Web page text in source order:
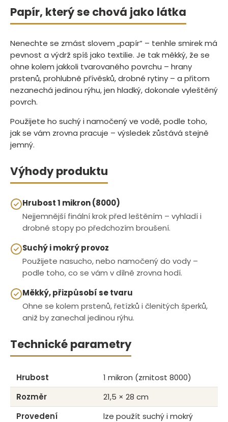
Papír, který se chová jako látka
Nenechte se zmást slovem „papír“ – tenhle smirek má
pevnost a výdrž spíš jako textilie. Je tak měkký, že se
ohne kolem jakkoli tvarovaného povrchu – hrany
prstenů, prohlubně přívěsků, drobné rytiny – a přitom
nezanechá jedinou rýhu, jen hladký, dokonale vyleštěný
povrch.
Použijete ho suchý i namočený ve vodě, podle toho,
jak se vám zrovna pracuje – výsledek zůstává stejně
jemný.
Výhody produktu
Hrubost 1 mikron (8000)
Nejjemnější finální krok před leštěním – vyhladí i
drobné stopy po předchozím broušení.
Suchý i mokrý provoz
Použijete nasucho, nebo namočený do vody –
podle toho, co se vám v dílně zrovna hodí.
Měkký, přizpůsobí se tvaru
Ohne se kolem prstenů, řetízků i členitých šperků,
aniž by zanechal jedinou rýhu.
Technické parametry
Hrubost
1 mikron (zrnitost 8000)
Rozměr
21,5 × 28 cm
Provedení
lze použít suchý i mokrý